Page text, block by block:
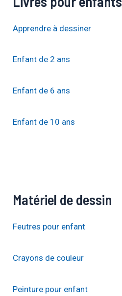
Apprendre à dessiner
Enfant de 2 ans
Enfant de 6 ans
Enfant de 10 ans
Matériel de dessin
Feutres pour enfant
Crayons de couleur
Peinture pour enfant